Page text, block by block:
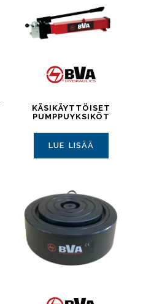
KÄSIKÄYTTÖISET
PUMPPUYKSIKÖT
LUE LISÄÄ